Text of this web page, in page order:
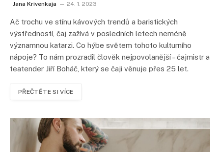
Jana Krivenkaja 24. 1. 2023
Ač trochu ve stínu kávových trendů a baristických
výstředností, čaj zažívá v posledních letech neméně
významnou katarzi. Co hýbe světem tohoto kulturního
nápoje? To nám prozradil člověk nejpovolanější – čajmistr a
teatender Jiří Boháč, který se čaji věnuje přes 25 let.
PŘEČTĚTE SI VÍCE